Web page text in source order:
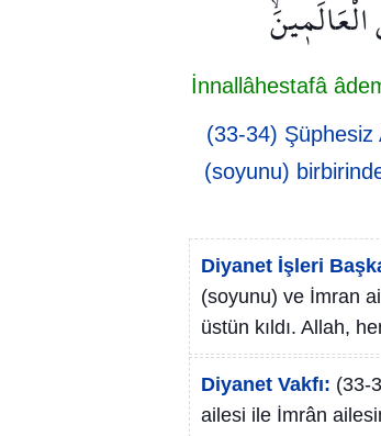
İnnallâhestafâ
(33-34) Şüphesiz
(soyunu)
Diyanet İşleri
(soyunu) ve İmran
üstün kıldı. Allah,
Diyanet Vakfı: (33-
ailesi ile İmrân